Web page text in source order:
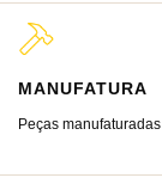
MANUFATURA
Peças